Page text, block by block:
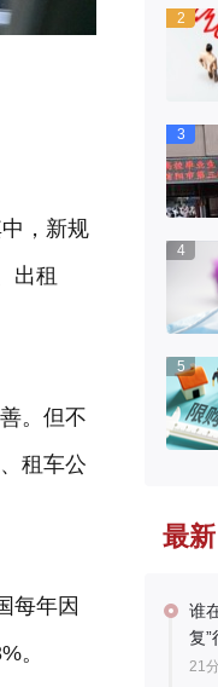
，新规
出租
。但不
租车公
每年因
。
2
3
4
5
最新
谁
复”
21